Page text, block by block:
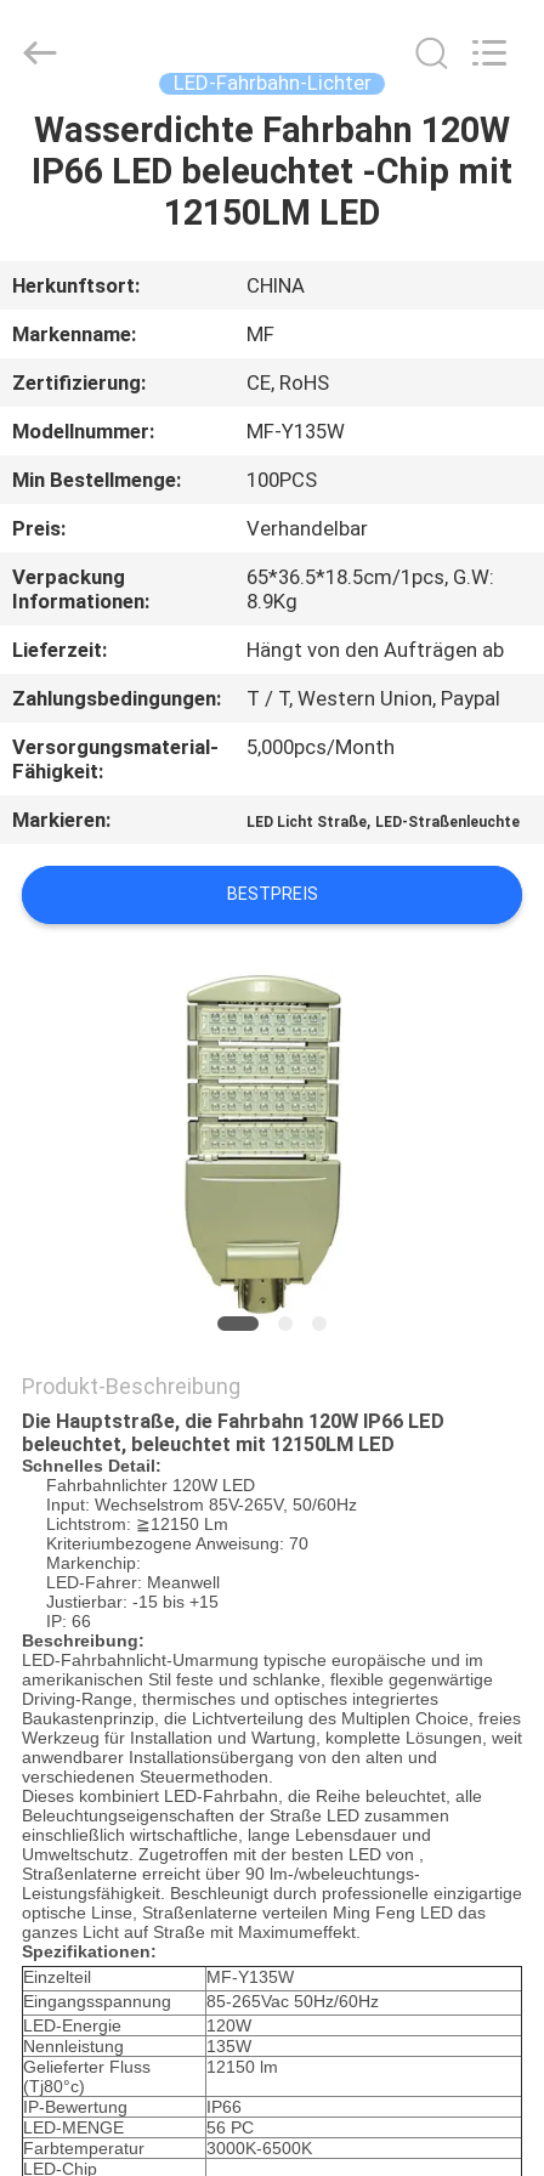
HAUS
PRODUKTE
VIDEOS
UNS
FABRIK-
AUSFLUG
QUALITÄTSKONTROLLE
SIE
MIT
VERBINDUNG
Lighting
Co.,Ltd..
Reserved.
LED-Fahrbahn-Lichter
Wasserdichte Fahrbahn 120W
IP66 LED beleuchtet -Chip mit
12150LM LED
Herkunftsort:
CHINA
Markenname:
MF
Zertifizierung:
CE, RoHS
Modellnummer:
MF-Y135W
Min Bestellmenge:
100PCS
Preis:
Verhandelbar
Verpackung
Informationen:
65*36.5*18.5cm/1pcs, G.W:
8.9Kg
Lieferzeit:
Hängt von den Aufträgen ab
Zahlungsbedingungen:
T / T, Western Union, Paypal
Versorgungsmaterial-
Fähigkeit:
5,000pcs/Month
Markieren: LED Licht Straße, LED-Straßenleuchte
BESTPREIS
Produkt-Beschreibung
Die Hauptstraße, die Fahrbahn 120W IP66 LED
beleuchtet, beleuchtet mit 12150LM LED
Schnelles Detail:
Fahrbahnlichter 120W LED
Input: Wechselstrom 85V-265V, 50/60Hz
Lichtstrom: ≧12150 Lm
Kriteriumbezogene Anweisung: 70
Markenchip:
LED-Fahrer: Meanwell
Justierbar: -15 bis +15
IP: 66
Beschreibung:
LED-Fahrbahnlicht-Umarmung typische europäische und im
amerikanischen Stil feste und schlanke, flexible gegenwärtige
Driving-Range, thermisches und optisches integriertes
Baukastenprinzip, die Lichtverteilung des Multiplen Choice, freies
Werkzeug für Installation und Wartung, komplette Lösungen, weit
anwendbarer Installationsübergang von den alten und
verschiedenen Steuermethoden.
Dieses kombiniert LED-Fahrbahn, die Reihe beleuchtet, alle
Beleuchtungseigenschaften der Straße LED zusammen
einschließlich wirtschaftliche, lange Lebensdauer und
Umweltschutz. Zugetroffen mit der besten LED von ,
Straßenlaterne erreicht über 90 lm-/wbeleuchtungs-
Leistungsfähigkeit. Beschleunigt durch professionelle einzigartige
optische Linse, Straßenlaterne verteilen Ming Feng LED das
ganzes Licht auf Straße mit Maximumeffekt.
Spezifikationen:
Einzelteil
MF-Y135W
Eingangsspannung
85-265Vac 50Hz/60Hz
LED-Energie
120W
Nennleistung
135W
Gelieferter Fluss
(Tj80°c)
12150 lm
IP-Bewertung
IP66
LED-MENGE
56 PC
Farbtemperatur
3000K-6500K
LED-Chip